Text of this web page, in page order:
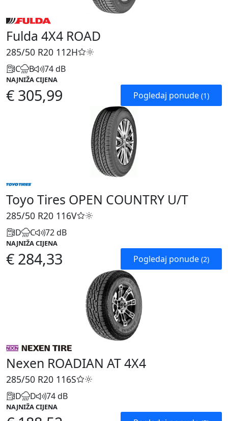
Fulda 4X4 ROAD
285/50 R20 112H
C B 74 dB
NAJNIŽA CIJENA
€ 305,99 Pogledaj ponude (1)
Toyo Tires OPEN COUNTRY U/T
285/50 R20 116V
D C 72 dB
NAJNIŽA CIJENA
€ 284,33 Pogledaj ponude (2)
Nexen ROADIAN AT 4X4
285/50 R20 116S
D D 74 dB
NAJNIŽA CIJENA